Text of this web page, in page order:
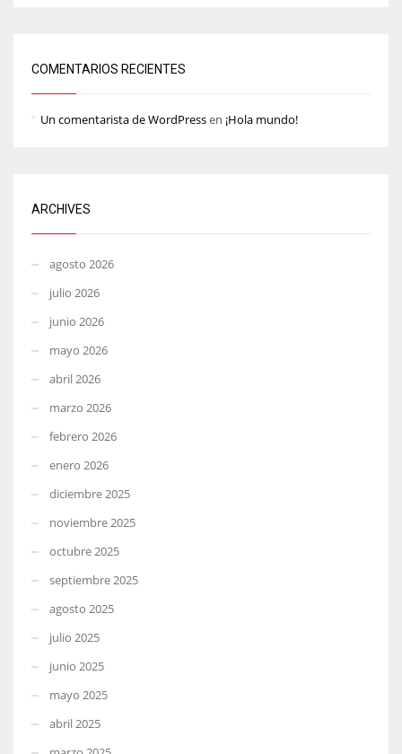
COMENTARIOS RECIENTES
Un comentarista de WordPressen ¡Hola mundo!
ARCHIVES
agosto 2026
julio 2026
junio 2026
mayo 2026
abril 2026
marzo 2026
febrero 2026
enero 2026
diciembre 2025
noviembre 2025
octubre 2025
septiembre 2025
agosto 2025
julio 2025
junio 2025
mayo 2025
abril 2025